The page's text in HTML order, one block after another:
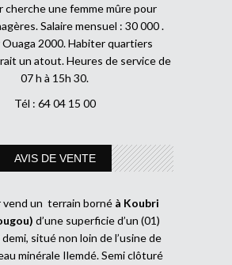
cherche une femme mûre pour
Salaire mensuel : 30 000 .
2000. Habiter quartiers
un atout. Heures de service de
07 h à 15h 30.
Tél : 64 04 15 00
AVIS DE VENTE
vend un terrain borné à Koubri
d’une superficie d’un (01)
situé non loin de l’usine de
minérale Ilemdé. Semi clôturé